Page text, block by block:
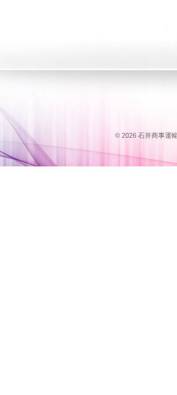
© 2026 石井商事運